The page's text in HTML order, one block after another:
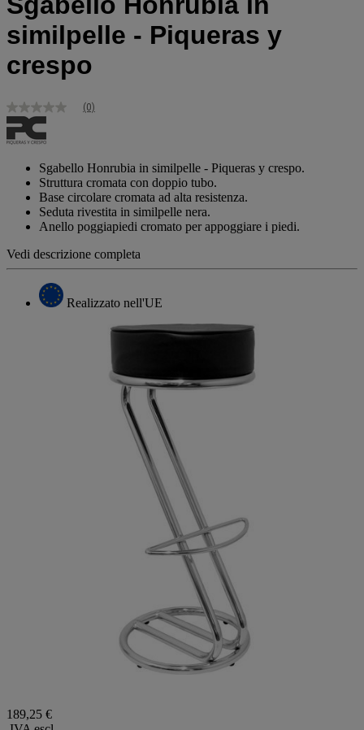
similpelle - Piqueras y
crespo
Nessuna
valutazione
Stesso
pagina.
(0)
Sgabello Honrubia in similpelle - Piqueras y crespo.
Struttura cromata con doppio tubo.
Base circolare cromata ad alta resistenza.
Seduta rivestita in similpelle nera.
Anello poggiapiedi cromato per appoggiare i piedi.
Vedi descrizione completa
Realizzato nell'UE
189,25 €